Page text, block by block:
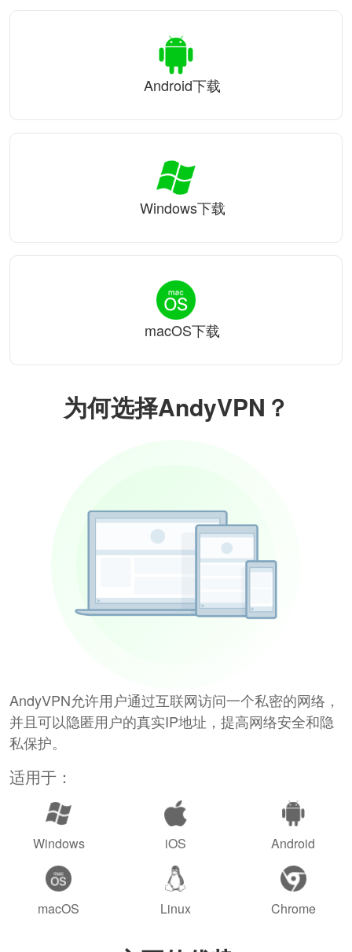
为何选择AndyVPN？
AndyVPN允许用户通过互联网访问一个私密的网络，
并且可以隐匿用户的真实IP地址，提高网络安全和隐
私保护。
适用于：
Windows iOS Android
macOS Linux Chrome
Android下载
Windows下载
macOS下载